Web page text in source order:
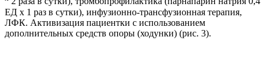
ЕД х 1 раз в сутки), инфузионно-трансфузионная терапия,
ЛФК. Активи­зация пациентки с использованием
дополнительных средств опоры (ходунки) (рис. 3).